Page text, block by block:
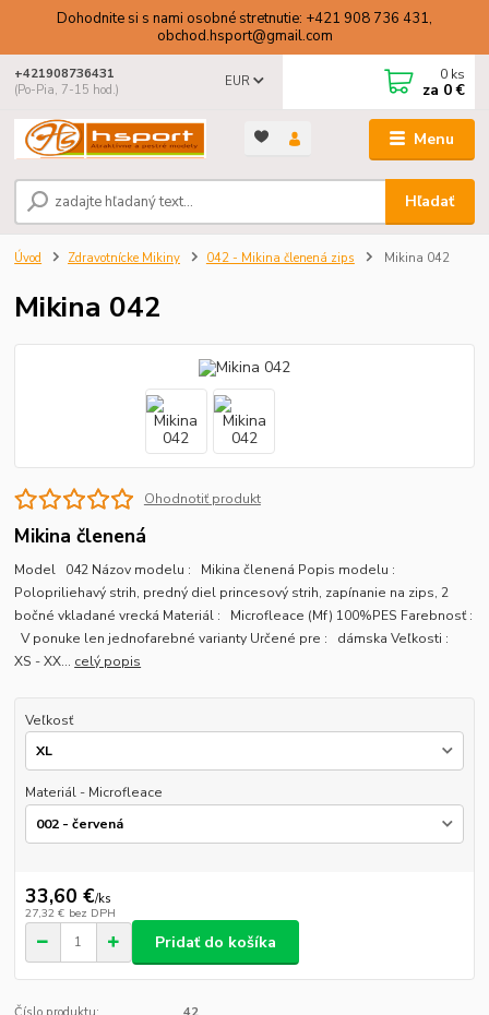
Dohodnite si s nami osobné stretnutie: +421 908 736 431,
obchod.hsport@gmail.com
Menu
EUR
Hľadať
+421908736431
(Po-Pia, 7-15 hod.)
0 ks
za 0 €
Úvod Zdravotnícke Mikiny 042 - Mikina členená zips Mikina 042
Mikina 042
Ohodnotiť produkt
Mikina členená
Model 042 Názov modelu : Mikina členená Popis modelu :
Polopriliehavý strih, predný diel princesový strih, zapínanie na zips, 2
bočné vkladané vrecká Materiál : Microfleace (Mf) 100%PES Farebnosť :
V ponuke len jednofarebné varianty Určené pre : dámska Veľkosti :
XS - XX... celý popis
Veľkosť
Materiál - Microfleace
33,60 €/ks
27,32 € bez DPH
Pridať do košíka